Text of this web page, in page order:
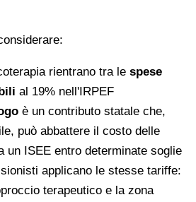
rientrano tra le spese
al 19% nell'IRPEF
è un contributo statale che,
può abbattere il costo delle
un ISEE entro determinate soglie
applicano le stesse tariffe:
terapeutico e la zona